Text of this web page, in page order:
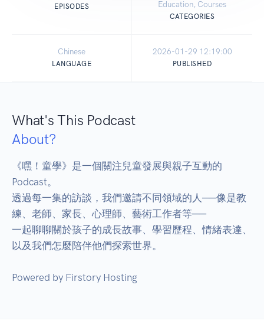
EPISODES
Education, Courses
CATEGORIES
Chinese
LANGUAGE
2026-01-29 12:19:00
PUBLISHED
What's This Podcast
About?
《嘿！童學》是一個關注兒童發展與親子互動的
Podcast。
透過每一集的訪談，我們邀請不同領域的人──像是教
練、老師、家長、心理師、藝術工作者等──
一起聊聊關於孩子的成長故事、學習歷程、情緒表達、
以及我們怎麼陪伴他們探索世界。